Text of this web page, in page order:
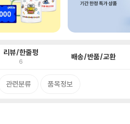
리뷰/한줄평
6 배송/반품/교환
관련분류 품목정보